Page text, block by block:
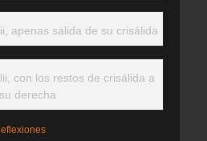
apenas salida de su crisálida
con los restos de crisálida a
su derecha